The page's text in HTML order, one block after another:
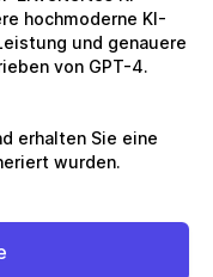
hochmoderne KI-
und genauere
von GPT-4.
erhalten Sie eine
wurden.